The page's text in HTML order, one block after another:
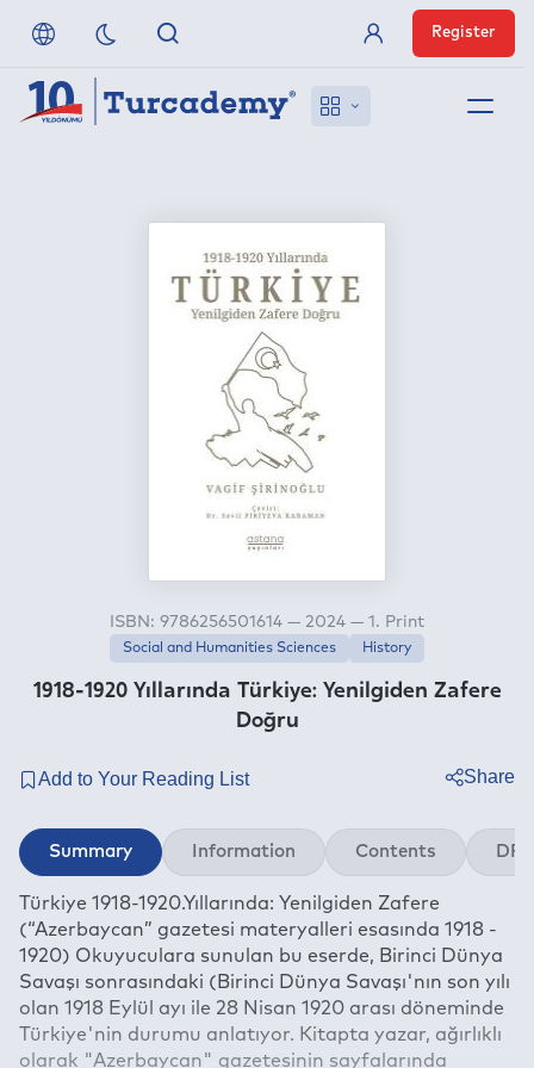
Off-Campus Access
Member Login
Register
1918-1920 Yıllarında Türkiye: Yenilgiden Zafere
Doğru
ISBN: 9786256501614 — 2024 — 1. Print
Social and Humanities Sciences History
Share
Twitter
Facebook
Linkedin
Whatsapp
E-mail
Summary Information Contents
Türkiye 1918-1920.Yıllarında: Yenilgiden Zafere
(“Azerbaycan” gazetesi materyalleri esasında 1918 -
1920) Okuyuculara sunulan bu eserde, Birinci Dünya
Savaşı sonrasındaki (Birinci Dünya Savaşı'nın son yılı
olan 1918 Eylül ayı ile 28 Nisan 1920 arası döneminde
Türkiye'nin durumu anlatıyor. Kitapta yazar, ağırlıklı
olarak "Azerbaycan" gazetesinin sayfalarında